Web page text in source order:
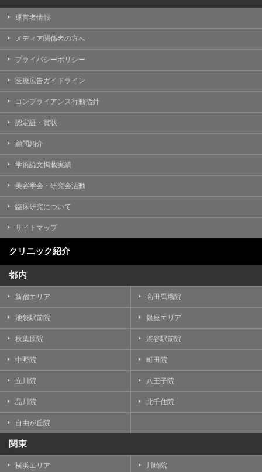
運営者情報
メディア関係者の方へ
プライバシーポリシー
医療広告ガイドライン
コンプライアンス行動指針
認定証・賞状
顧問紹介
学術論文掲載実績
美容学会・研究会活動
臨床研究について
サイトマップ
クリニック紹介
都内
新宿エリア 高田馬場院
池袋駅前院 銀座エリア
秋葉原院 渋谷駅前院
中野院 町田院
立川院 八王子院
品川院 北千住院
自由が丘院
関東
横浜エリア 川崎院